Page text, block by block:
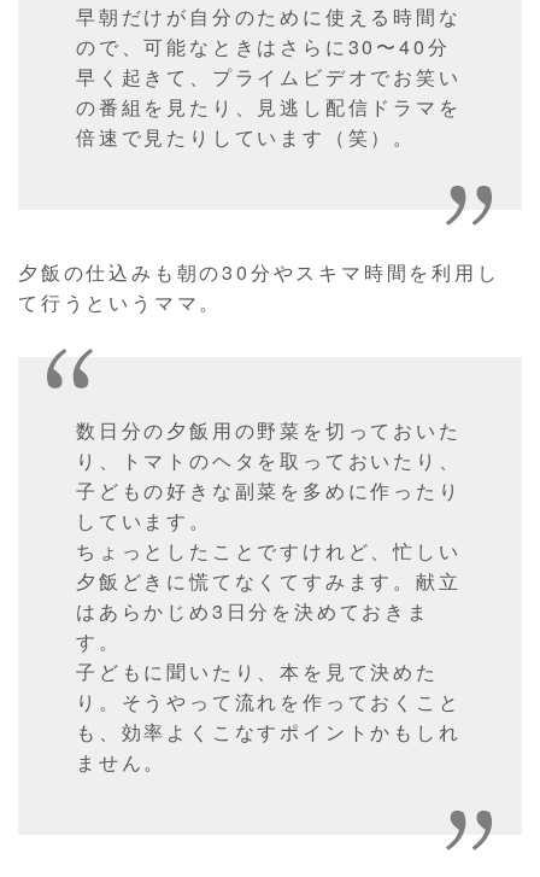
早朝だけが自分のために使える時間な
ので、可能なときはさらに30〜40分
早く起きて、プライムビデオでお笑い
の番組を見たり、見逃し配信ドラマを
倍速で見たりしています（笑）。
夕飯の仕込みも朝の30分やスキマ時間を利用し
て行うというママ。
数日分の夕飯用の野菜を切っておいた
り、トマトのヘタを取っておいたり、
子どもの好きな副菜を多めに作ったり
しています。
ちょっとしたことですけれど、忙しい
夕飯どきに慌てなくてすみます。献立
はあらかじめ3日分を決めておきま
す。
子どもに聞いたり、本を見て決めた
り。そうやって流れを作っておくこと
も、効率よくこなすポイントかもしれ
ません。